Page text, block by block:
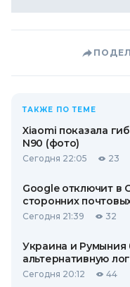
ТАКЖЕ ПО ТЕМЕ
Xiaomi показала
N90 (фото)
Сегодня 22:05 23
Google отключит в
сторонних
Сегодня 21:39 32
Украина и Румыния
альтернативную
Сегодня 20:12 44